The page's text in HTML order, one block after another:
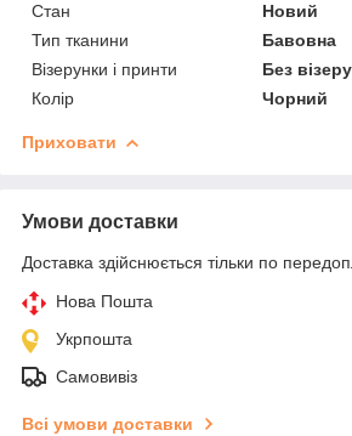
Стан
Новий
Тип тканини
Бавовна
Візерунки і принти
Без
Колір
Чорний
Приховати
Умови доставки
Доставка здійснюється тільки по
Нова Пошта
Укрпошта
Самовивіз
Всі умови доставки